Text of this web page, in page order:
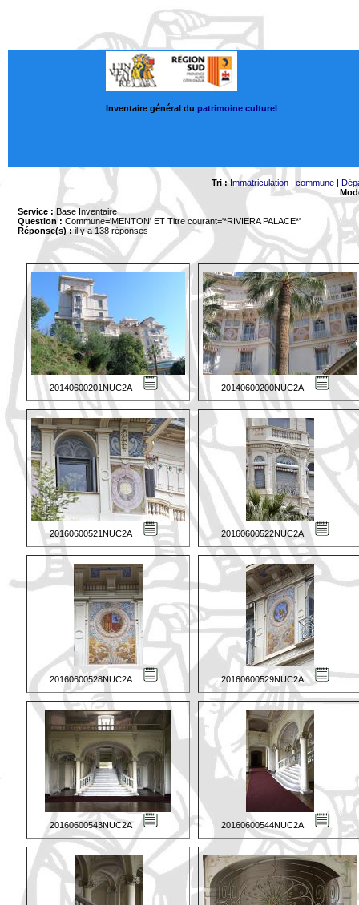
Inventaire général du patrimoine culturel
Tri : Immatriculation |commune |
Service : Base Inventaire
Question : Commune='MENTON' ET Titre courant='*RIVIERA PALACE*'
Réponse(s) :il y a 138 réponses
20140600201NUC2A 20140600200NUC2A
20160600521NUC2A 20160600522NUC2A
20160600528NUC2A 20160600529NUC2A
20160600543NUC2A 20160600544NUC2A